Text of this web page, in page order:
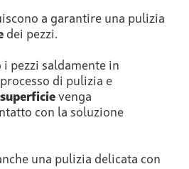
a garantire una pulizia
dei pezzi.
i pezzi saldamente in
di pulizia e
venga
con la soluzione
una pulizia delicata con